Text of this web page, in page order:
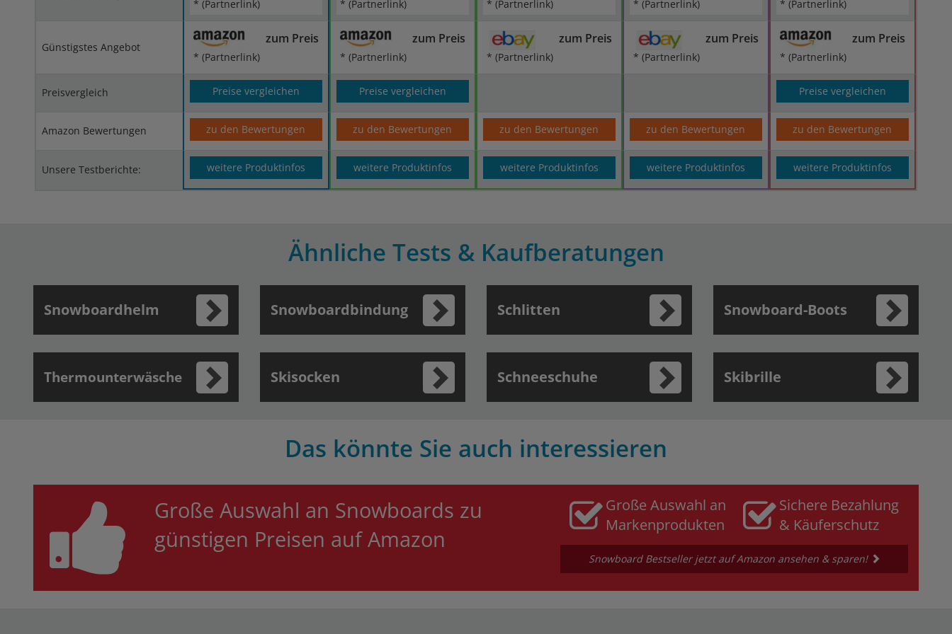
* (Partnerlink) * (Partnerlink) * (Partnerlink) * (Partnerlink) * (Partnerlink)
Günstigstes Angebot
zum Preis
* (Partnerlink)
zum Preis
* (Partnerlink)
zum Preis
* (Partnerlink)
zum Preis
* (Partnerlink)
zum Preis
* (Partnerlink)
Preisvergleich Preise vergleichen Preise vergleichen Preise vergleichen
Amazon Bewertungen zu den Bewertungen zu den Bewertungen zu den Bewertungen zu den Bewertungen zu den Bewertungen
Unsere Testberichte: weitere Produktinfos weitere Produktinfos weitere Produktinfos weitere Produktinfos weitere Produktinfos
Ähnliche Tests & Kaufberatungen
Snowboardhelm Snowboardbindung Schlitten Snowboard-Boots
Thermounterwäsche Skisocken Schneeschuhe Skibrille
Das könnte Sie auch interessieren
Große Auswahl an Snowboards zu
günstigen Preisen auf Amazon
Große Auswahl an
Markenprodukten
Sichere Bezahlung
& Käuferschutz
Snowboard Bestseller jetzt auf Amazon ansehen & sparen!